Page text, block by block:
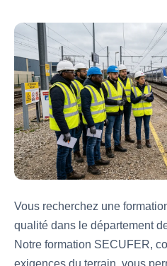
Vous recherchez une
qualité dans le département
Notre formation SECUFER,